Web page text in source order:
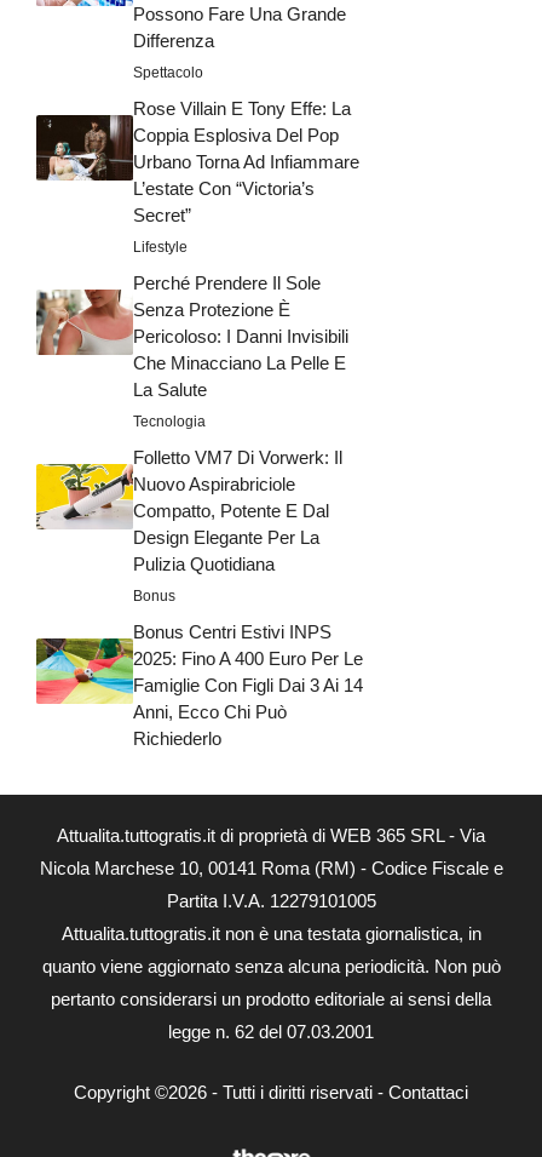
Possono Fare Una Grande
Differenza
Spettacolo
Rose Villain E Tony Effe: La
Coppia Esplosiva Del Pop
Urbano Torna Ad Infiammare
L’estate Con “Victoria’s
Secret”
Lifestyle
Perché Prendere Il Sole
Senza Protezione È
Pericoloso: I Danni Invisibili
Che Minacciano La Pelle E
La Salute
Tecnologia
Folletto VM7 Di Vorwerk: Il
Nuovo Aspirabriciole
Compatto, Potente E Dal
Design Elegante Per La
Pulizia Quotidiana
Bonus
Bonus Centri Estivi INPS
2025: Fino A 400 Euro Per Le
Famiglie Con Figli Dai 3 Ai 14
Anni, Ecco Chi Può
Richiederlo
Attualita.tuttogratis.it di proprietà di WEB 365 SRL - Via
Nicola Marchese 10, 00141 Roma (RM) - Codice Fiscale e
Partita I.V.A. 12279101005
Attualita.tuttogratis.it non è una testata giornalistica, in
quanto viene aggiornato senza alcuna periodicità. Non può
pertanto considerarsi un prodotto editoriale ai sensi della
legge n. 62 del 07.03.2001
Copyright ©2026 - Tutti i diritti riservati - Contattaci